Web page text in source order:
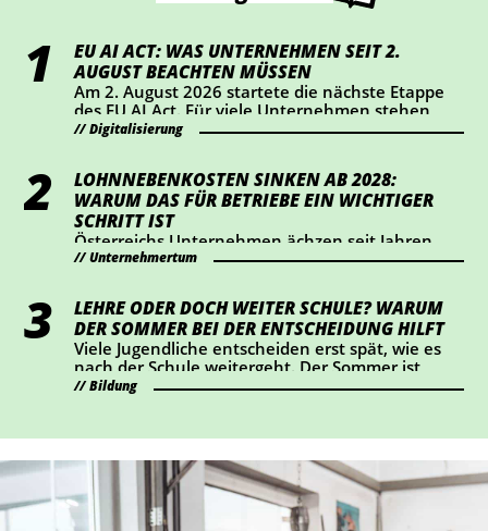
EU AI ACT: WAS UNTERNEHMEN SEIT 2.
AUGUST BEACHTEN MÜSSEN
Am 2. August 2026 startete die nächste Etappe
des EU AI Act. Für viele Unternehmen stehen
dabei vor allem Transparenz und Kennzeichnung
sollte jetzt prüfen, ob Handlungsbedarf besteht.
Digitalisierung
LOHNNEBENKOSTEN SINKEN AB 2028:
WARUM DAS FÜR BETRIEBE EIN WICHTIGER
SCHRITT IST
Österreichs Unternehmen ächzen seit Jahren
unter hohen Lohnnebenkosten. Die
Prozentpunkt ab 2028 durchgesetzt – das
bedeutet eine Entlastung von rund 2 Mrd. Euro
für Österreichs Betriebe. Wir haben
nachgerechnet, wie sich das konkret auswirkt.
Unternehmertum
LEHRE ODER DOCH WEITER SCHULE? WARUM
DER SOMMER BEI DER ENTSCHEIDUNG HILFT
Viele Jugendliche entscheiden erst spät, wie es
nach der Schule weitergeht. Der Sommer ist
ideal, um Lehrberufe auszuprobieren und Fragen
Bildung